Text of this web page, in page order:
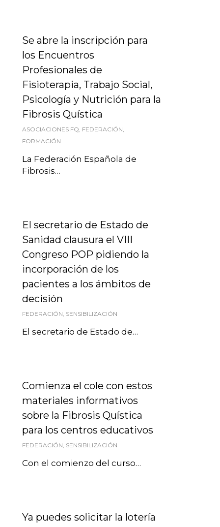
Se abre la inscripción para
los Encuentros
Profesionales de
Fisioterapia, Trabajo Social,
Psicología y Nutrición para la
Fibrosis Quística
ASOCIACIONES FQ, FEDERACIÓN,
FORMACIÓN
La Federación Española de
Fibrosis…
El secretario de Estado de
Sanidad clausura el VIII
Congreso POP pidiendo la
incorporación de los
pacientes a los ámbitos de
decisión
FEDERACIÓN, SENSIBILIZACIÓN
El secretario de Estado de…
Comienza el cole con estos
materiales informativos
sobre la Fibrosis Quística
para los centros educativos
FEDERACIÓN, SENSIBILIZACIÓN
Con el comienzo del curso…
Ya puedes solicitar la lotería